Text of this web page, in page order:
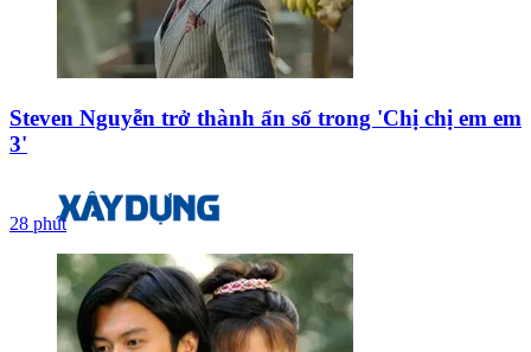
Steven Nguyễn trở thành ẩn số trong 'Chị chị em em
3'
28 phút